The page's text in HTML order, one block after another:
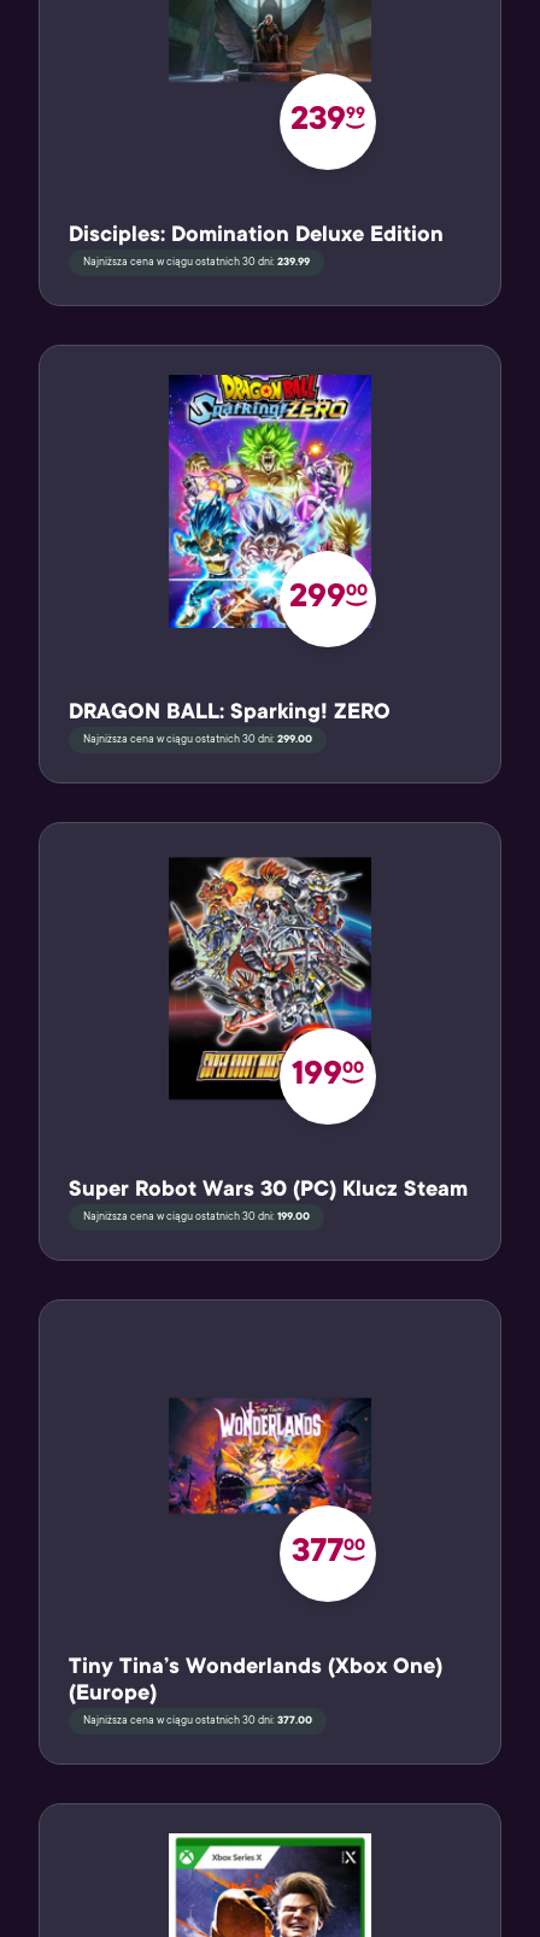
23999
Disciples: Domination Deluxe Edition
Najniższa cena w ciągu ostatnich 30 dni: 239.99
29900
DRAGON BALL: Sparking! ZERO
Najniższa cena w ciągu ostatnich 30 dni: 299.00
19900
Super Robot Wars 30 (PC) Klucz Steam
Najniższa cena w ciągu ostatnich 30 dni: 199.00
37700
Tiny Tina’s Wonderlands (Xbox One)
(Europe)
Najniższa cena w ciągu ostatnich 30 dni: 377.00